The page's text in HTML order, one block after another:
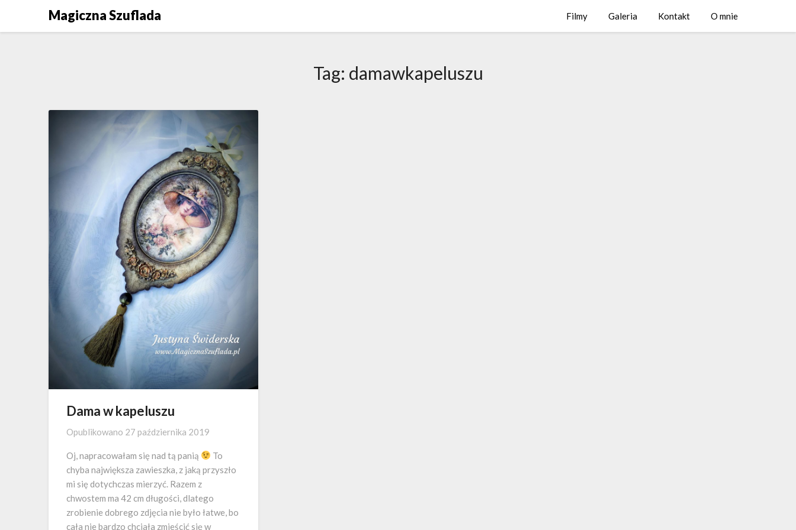
Magiczna Szuflada Filmy Galeria Kontakt O mnie
Tag: damawkapeluszu
Dama w kapeluszu
Opublikowano 27 października 2019
Oj, napracowałam się nad tą panią
To
chyba największa zawieszka, z jaką przyszło
mi się dotychczas mierzyć. Razem z
chwostem ma 42 cm długości, dlatego
zrobienie dobrego zdjęcia nie było łatwe, bo
cała nie bardzo chciała zmieścić się w